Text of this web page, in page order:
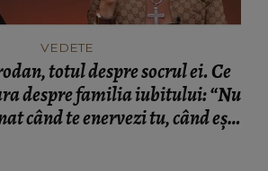
VEDETE
totul despre socrul ei. Ce
despre familia iubitului: “Nu
când te enervezi tu, când ești